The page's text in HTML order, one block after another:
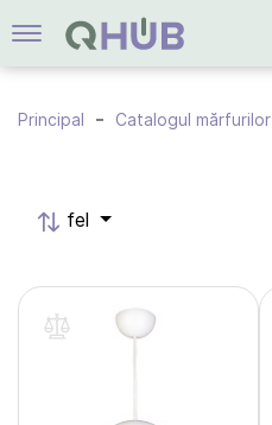
Principal Catalogul mărfurilor
fel